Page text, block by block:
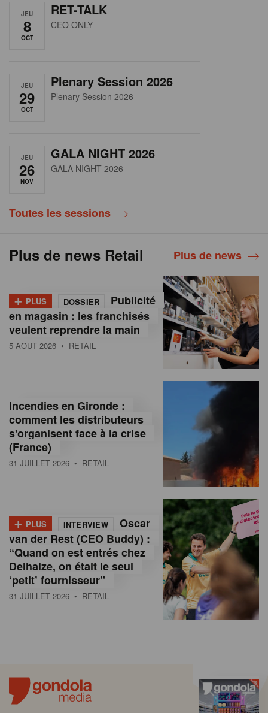
JEU
8
OCT
RET-TALK
CEO ONLY
JEU
29
OCT
Plenary Session 2026
Plenary Session 2026
JEU
26
NOV
GALA NIGHT 2026
GALA NIGHT 2026
Toutes les sessions
Plus de news Retail Plus de news
+ PLUS DOSSIER
Publicité
en magasin : les franchisés
veulent reprendre la main
5 AOÛT 2026 • RETAIL
Incendies en Gironde :
comment les distributeurs
s'organisent face à la crise
(France)
31 JUILLET 2026 • RETAIL
+ PLUS INTERVIEW
Oscar
van der Rest (CEO Buddy) :
“Quand on est entrés chez
Delhaize, on était le seul
‘petit’ fournisseur”
31 JUILLET 2026 • RETAIL